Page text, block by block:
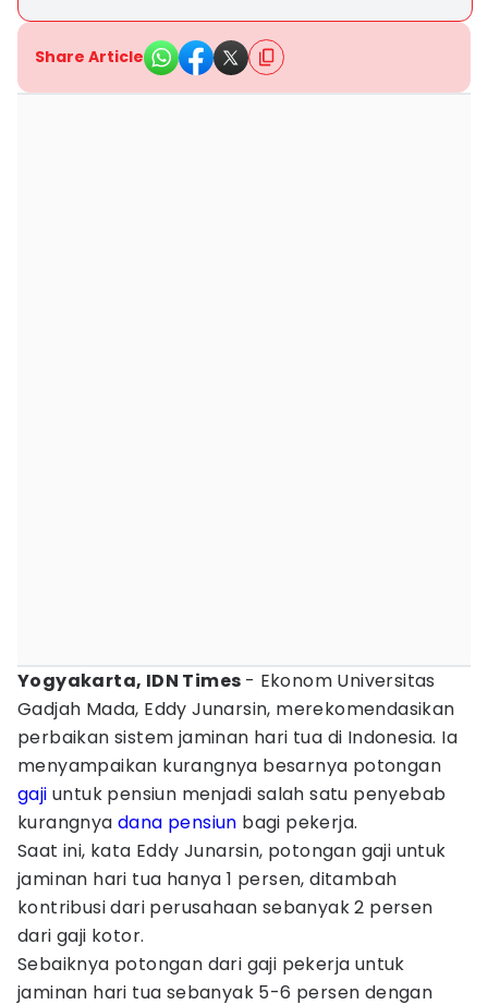
Share Article
Yogyakarta, IDN Times - Ekonom Universitas
Gadjah Mada, Eddy Junarsin, merekomendasikan
perbaikan sistem jaminan hari tua di Indonesia. Ia
menyampaikan kurangnya besarnya potongan
gaji untuk pensiun menjadi salah satu penyebab
kurangnyadana pensiun bagi pekerja.
Saat ini, kata Eddy Junarsin, potongan gaji untuk
jaminan hari tua hanya 1 persen, ditambah
kontribusi dari perusahaan sebanyak 2 persen
dari gaji kotor.
Sebaiknya potongan dari gaji pekerja untuk
jaminan hari tua sebanyak 5-6 persen dengan